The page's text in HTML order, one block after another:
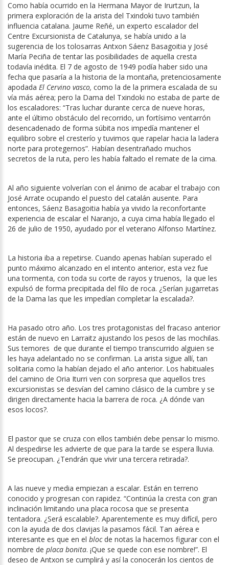
Como había ocurrido en la Hermana Mayor de Irurtzun, la
primera exploración de la arista del Txindoki tuvo también
influencia catalana. Jaume Reñé, un experto escalador del
Centre Excursionista de Catalunya, se había unido a la
sugerencia de los tolosarras Antxon Sáenz Basagoitia y José
María Peciña de tentar las posibilidades de aquella cresta
todavía inédita. El 7 de agosto de 1949 podía haber sido una
fecha que pasaría a la historia de la montaña, pretenciosamente
apodada El Cervino vasco, como la de la primera escalada de su
vía más aérea; pero la Dama del Txindoki no estaba de parte de
los escaladores: “Tras luchar durante cerca de nueve horas,
ante el último obstáculo del recorrido, un fortísimo ventarrón
desencadenado de forma súbita nos impedía mantener el
equilibro sobre el cresterío y tuvimos que rapelar hacia la ladera
norte para protegernos”. Habían desentrañado muchos
secretos de la ruta, pero les había faltado el remate de la cima.
Al año siguiente volverían con el ánimo de acabar el trabajo con
José Arrate ocupando el puesto del catalán ausente. Para
entonces, Sáenz Basagoitia había ya vivido la reconfortante
experiencia de escalar el Naranjo, a cuya cima había llegado el
26 de julio de 1950, ayudado por el veterano Alfonso Martínez.
La historia iba a repetirse. Cuando apenas habían superado el
punto máximo alcanzado en el intento anterior, esta vez fue
una tormenta, con toda su corte de rayos y truenos, la que les
expulsó de forma precipitada del filo de roca. ¿Serían jugarretas
de la Dama las que les impedían completar la escalada?.
Ha pasado otro año. Los tres protagonistas del fracaso anterior
están de nuevo en Larraitz ajustando los pesos de las mochilas.
Sus temores de que durante el tiempo transcurrido alguien se
les haya adelantado no se confirman. La arista sigue allí, tan
solitaria como la habían dejado el año anterior. Los habituales
del camino de Oria Iturri ven con sorpresa que aquellos tres
excursionistas se desvían del camino clásico de la cumbre y se
dirigen directamente hacia la barrera de roca. ¿A dónde van
esos locos?.
El pastor que se cruza con ellos también debe pensar lo mismo.
Al despedirse les advierte de que para la tarde se espera lluvia.
Se preocupan. ¿Tendrán que vivir una tercera retirada?.
A las nueve y media empiezan a escalar. Están en terreno
conocido y progresan con rapidez. “Continúa la cresta con gran
inclinación limitando una placa rocosa que se presenta
tentadora. ¿Será escalable?. Aparentemente es muy difícil, pero
con la ayuda de dos clavijas la pasamos fácil. Tan aérea e
interesante es que en el blocde notas la hacemos figurar con el
nombre de placa bonita. ¡Que se quede con ese nombre!”. El
deseo de Antxon se cumplirá y así la conocerán los cientos de